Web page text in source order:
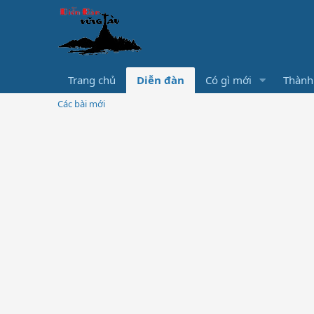
Trang chủ Diễn đàn Có gì mới
Các bài mới